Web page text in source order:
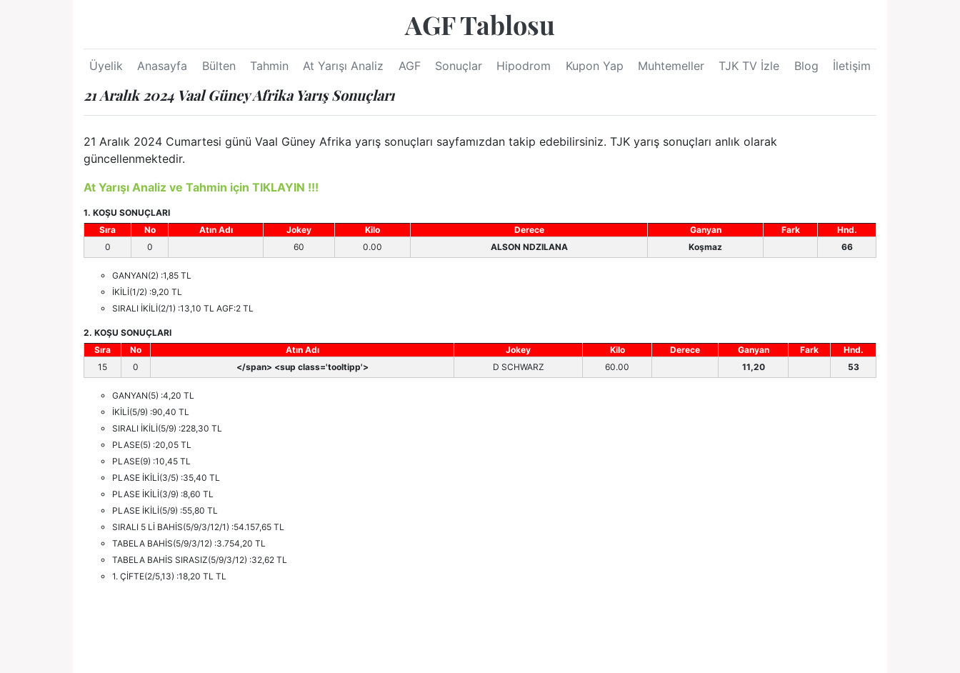
AGF Tablosu
Üyelik Anasayfa Bülten Tahmin At Yarışı Analiz AGF Sonuçlar Hipodrom Kupon Yap Muhtemeller TJK TV İzle Blog İletişim
21 Aralık 2024 Vaal Güney Afrika Yarış Sonuçları
21 Aralık 2024 Cumartesi günü Vaal Güney Afrika yarış sonuçları sayfamızdan takip edebilirsiniz. TJK yarış sonuçları anlık olarak
güncellenmektedir.
At Yarışı Analiz ve Tahmin için TIKLAYIN !!!
1. KOŞU SONUÇLARI
Sıra
No Atın Adı Jokey Kilo Derece Ganyan Fark
Hnd.
0
0 60 0.00 ALSON NDZILANA Koşmaz 66
GANYAN(2) :1,85 TL
İKİLİ(1/2) :9,20 TL
SIRALI İKİLİ(2/1) :13,10 TL AGF:2 TL
2. KOŞU SONUÇLARI
Sıra
No Atın Adı Jokey Kilo Derece Ganyan Fark
Hnd.
15
0 </span> <sup class='tooltipp'> D SCHWARZ 60.00 11,20 53
GANYAN(5) :4,20 TL
İKİLİ(5/9) :90,40 TL
SIRALI İKİLİ(5/9) :228,30 TL
PLASE(5) :20,05 TL
PLASE(9) :10,45 TL
PLASE İKİLİ(3/5) :35,40 TL
PLASE İKİLİ(3/9) :8,60 TL
PLASE İKİLİ(5/9) :55,80 TL
SIRALI 5 Lİ BAHİS(5/9/3/12/1) :54.157,65 TL
TABELA BAHİS(5/9/3/12) :3.754,20 TL
TABELA BAHİS SIRASIZ(5/9/3/12) :32,62 TL
1. ÇİFTE(2/5,13) :18,20 TL TL